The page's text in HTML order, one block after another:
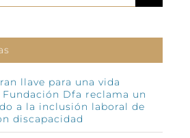
llave para una vida
Dfa reclama un
a la inclusión laboral de
discapacidad